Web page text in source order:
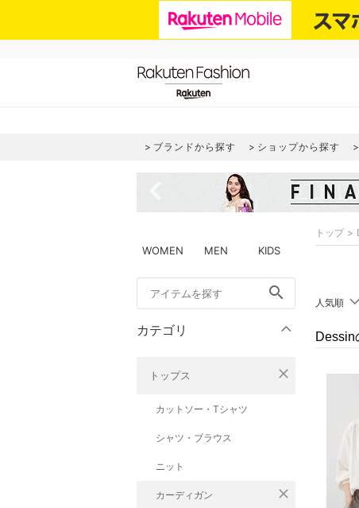
ブランドから探す ショップから探す
WOMEN MEN KIDS
search
カテゴリ
トップス close
カットソー・Tシャツ
シャツ・ブラウス
ニット
カーディガン close
トップ
人気順
Dessin